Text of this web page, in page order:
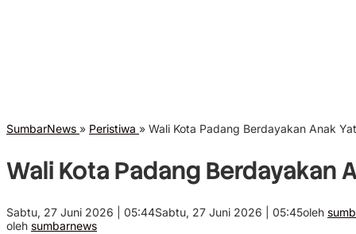
SumbarNews » Peristiwa » Wali Kota Padang Berdayakan Anak
Wali Kota Padang Berdayakan
Sabtu, 27 Juni 2026 | 05:44Sabtu, 27 Juni 2026 | 05:45oleh
oleh sumbarnews